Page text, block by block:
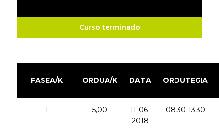
Curso terminado
FASEA/K ORDUA/K DATA ORDUTEGIA
1 5,00
11-06-
2018
08:30-13:30